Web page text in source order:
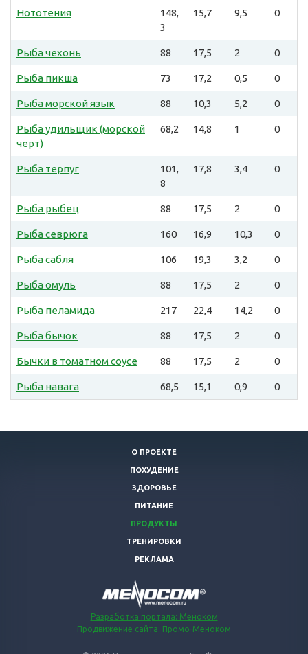
Нототения
148,
3
15,7 9,5 0
Рыба чехонь 88 17,5 2 0
Рыба пикша 73 17,2 0,5 0
Рыба морской язык 88 10,3 5,2 0
Рыба удильщик (морской
черт)
68,2 14,8 1 0
Рыба терпуг
101,
8
17,8 3,4 0
Рыба рыбец 88 17,5 2 0
Рыба севрюга 160 16,9 10,3 0
Рыба сабля 106 19,3 3,2 0
Рыба омуль 88 17,5 2 0
Рыба пеламида 217 22,4 14,2 0
Рыба бычок 88 17,5 2 0
Бычки в томатном соусе 88 17,5 2 0
Рыба навага 68,5 15,1 0,9 0
О ПРОЕКТЕ
ПОХУДЕНИЕ
ЗДОРОВЬЕ
ПИТАНИЕ
ПРОДУКТЫ
ТРЕНИРОВКИ
РЕКЛАМА
Разработка портала: Меноком
Продвижение сайта: Промо-Меноком